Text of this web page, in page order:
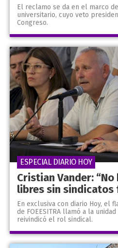
El reclamo se da en el marco
universitario, cuyo veto
Congreso.
Cristian Vander:
libres sin sindicatos
En exclusiva con diario Hoy, el
de FOEESITRA llamó a la
reivindicó el rol sindical.
ESPECIAL DIARIO HOY